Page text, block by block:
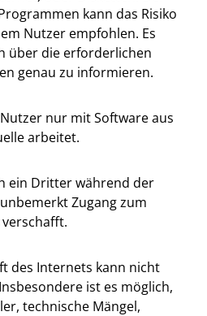
kann das Risiko
Nutzer empfohlen. Es
über die erforderlichen
genau zu informieren.
nur mit Software aus
arbeitet.
ein Dritter während der
Zugang zum
des Internets kann nicht
ist es möglich,
technische Mängel,